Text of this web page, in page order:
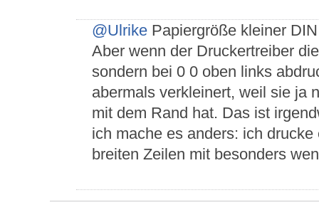
@Ulrike Papiergröße kleiner
Aber wenn der Druckertreiber
sondern bei 0 0 oben links
abermals verkleinert, weil sie ja
mit dem Rand hat. Das ist
ich mache es anders: ich
breiten Zeilen mit besonders